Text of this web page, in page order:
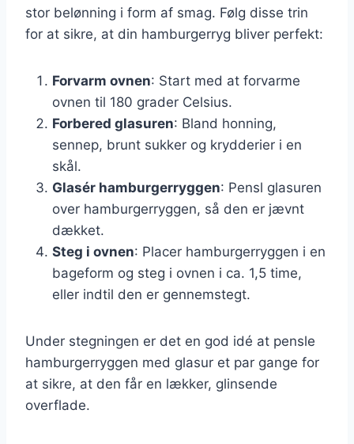
stor belønning i form af smag. Følg disse trin
for at sikre, at din hamburgerryg bliver perfekt:
Forvarm ovnen: Start med at forvarme
ovnen til 180 grader Celsius.
Forbered glasuren: Bland honning,
sennep, brunt sukker og krydderier i en
skål.
Glasér hamburgerryggen: Pensl glasuren
over hamburgerryggen, så den er jævnt
dækket.
Steg i ovnen: Placer hamburgerryggen i en
bageform og steg i ovnen i ca. 1,5 time,
eller indtil den er gennemstegt.
Under stegningen er det en god idé at pensle
hamburgerryggen med glasur et par gange for
at sikre, at den får en lækker, glinsende
overflade.